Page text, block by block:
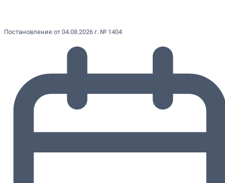
Постановление от 04.08.2026 г. № 1404